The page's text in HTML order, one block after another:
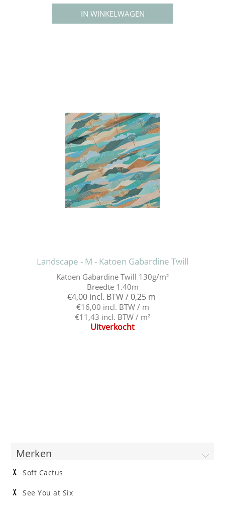
Landscape - M - Katoen Gabardine Twill
Katoen Gabardine Twill 130g/m²
Breedte 1.40m
€4,00 incl. BTW / 0,25 m
€16,00 incl. BTW / m
€11,43 incl. BTW / m²
Uitverkocht
Merken
Soft Cactus
See You at Six